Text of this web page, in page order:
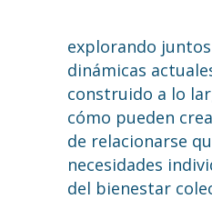
explorando
dinámicas
construido a lo
cómo pueden
de relacionarse
necesidades
del bienestar